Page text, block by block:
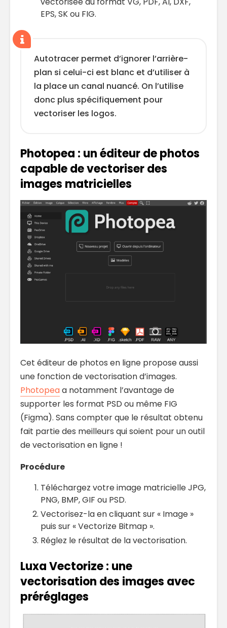
EPS, SK ou FIG.
Autotracer permet d’ignorer l’arrière-
plan si celui-ci est blanc et d’utiliser à
la place un canal nuancé. On l’utilise
donc plus spécifiquement pour
vectoriser les logos.
Photopea : un éditeur de photos
capable de vectoriser des
images matricielles
Cet éditeur de photos en ligne propose aussi
une fonction de vectorisation d’images.
Photopeaa notamment l’avantage de
supporter les format PSD ou même FIG
(Figma). Sans compter que le résultat obtenu
fait partie des meilleurs qui soient pour un outil
de vectorisation en ligne !
Procédure
Téléchargez votre image matricielle JPG,
PNG, BMP, GIF ou PSD.
Vectorisez-la en cliquant sur « Image »
puis sur « Vectorize Bitmap ».
Réglez le résultat de la vectorisation.
Luxa Vectorize : une
vectorisation des images avec
préréglages